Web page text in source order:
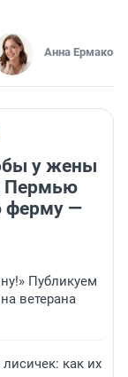
Анна Ермакова
у жены
Пермью
ферму —
Публикуем
ветерана
как их